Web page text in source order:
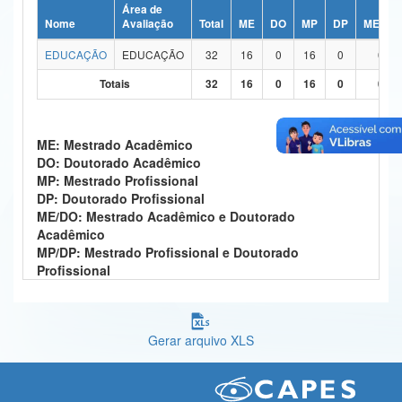
Ministério da Ciência, Tecnologia, Inovações e Comunicações
Ministério do Meio Ambiente
Controladoria-Geral da União
Ministério da Mulher, da Família e dos Direitos Humanos
Secretaria-Geral
Secretaria de Governo
Nome
Área de
Avaliação
Total ME DO MP DP
ME/DO
EDUCAÇÃO
EDUCAÇÃO 32 16 0 16 0
0
Totais
32 16 0 16 0 0
ME: Mestrado Acadêmico
DO: Doutorado Acadêmico
MP: Mestrado Profissional
DP: Doutorado Profissional
ME/DO: Mestrado Acadêmico e Doutorado
Acadêmico
MP/DP: Mestrado Profissional e Doutorado
Profissional
Gerar arquivo XLS